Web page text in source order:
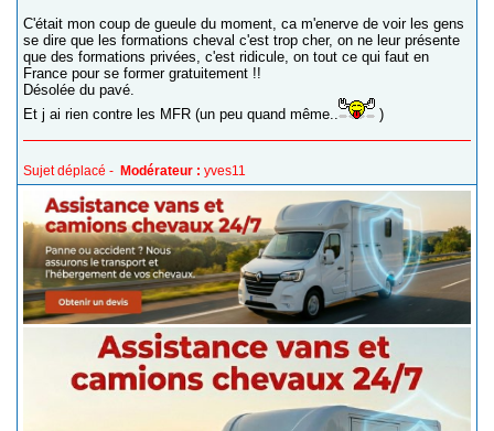
C'était mon coup de gueule du moment, ca m'enerve de voir les gens
se dire que les formations cheval c'est trop cher, on ne leur présente
que des formations privées, c'est ridicule, on tout ce qui faut en
France pour se former gratuitement !!
Désolée du pavé.
Et j ai rien contre les MFR (un peu quand même..
)
Sujet déplacé - Modérateur : yves11